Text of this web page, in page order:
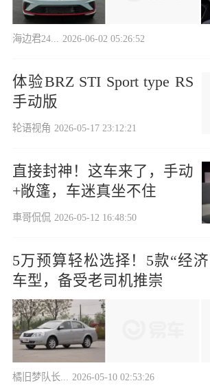
海边君24... 2026-06-02 05:26:52
体验BRZ STI Sport type RS
手动版
轮语视角 2026-05-17 23:12:21
直接封神！这车来了，手动
+敞篷，车迷真坐不住
車哥侃侃 2026-05-12 16:48:50
5万预算轻松选择！5款“经
车型，备受老司机推崇
橘旧梦队长... 2026-05-10 02:53:26